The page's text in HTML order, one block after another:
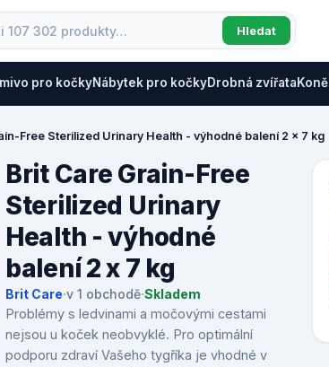
Hledat
pro kočkyNábytek pro kočkyDrobná zvířataKoně
Free Sterilized Urinary Health - výhodné balení 2 x 7 kg
Brit Care Grain-Free
Sterilized Urinary
Health - výhodné
balení 2 x 7 kg
Brit Care·v 1 obchodě·Skladem
Problémy s ledvinami a močovými cestami
nejsou u koček neobvyklé. Pro optimální
podporu zdraví Vašeho tygříka je vhodné v